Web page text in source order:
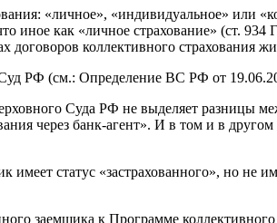
«личное», «индивидуальное» или
иное как «личное страхование» (ст.
договоров коллективного страхования
РФ (см.: Определение ВС РФ от
Суда РФ не выделяет разницы
через банк-агент». И в том и в
статус «застрахованного», но не
заемщика к Программе коллективного